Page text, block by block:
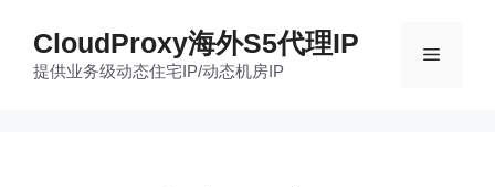
CloudProxy海外S5代理IP
提供业务级动态住宅IP/动态机房IP
菜